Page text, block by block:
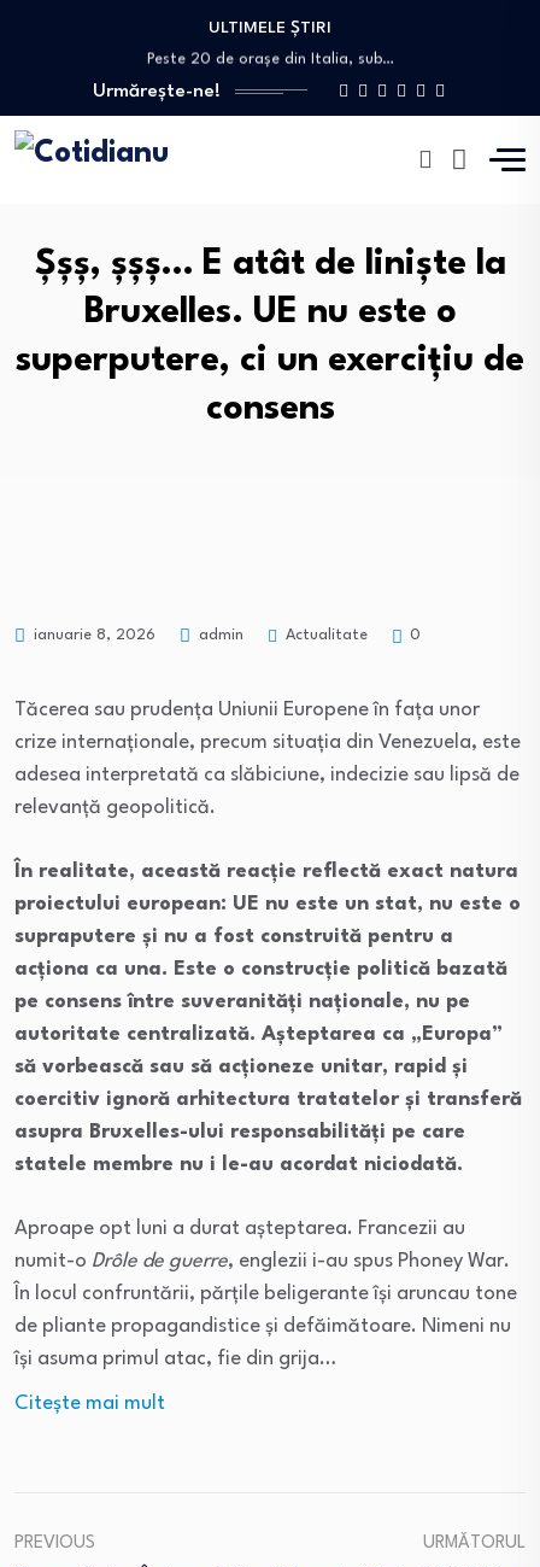
ULTIMELE ȘTIRI
Peste 20 de orașe din Italia, sub…
„Rusia a învățat să contracareze aproape toate…
Oana Țoiu a discutat cu ministrul de…
Bolojan acuză Ministerul Transporturilor că a blocat…
Urmărește-ne!
Șșș, șșș… E atât de liniște la
Bruxelles. UE nu este o
superputere, ci un exercițiu de
consens
ianuarie 8, 2026 admin Actualitate 0
Tăcerea sau prudența Uniunii Europene în fața unor
crize internaționale, precum situația din Venezuela, este
adesea interpretată ca slăbiciune, indecizie sau lipsă de
relevanță geopolitică.
În realitate, această reacție reflectă exact natura
proiectului european: UE nu este un stat, nu este o
supraputere și nu a fost construită pentru a
acționa ca una. Este o construcție politică bazată
pe consens între suveranități naționale, nu pe
autoritate centralizată. Așteptarea ca „Europa”
să vorbească sau să acționeze unitar, rapid și
coercitiv ignoră arhitectura tratatelor și transferă
asupra Bruxelles-ului responsabilități pe care
statele membre nu i le-au acordat niciodată.
Aproape opt luni a durat așteptarea. Francezii au
numit-o Drôle de guerre, englezii i-au spus Phoney War.
În locul confruntării, părțile beligerante își aruncau tone
de pliante propagandistice și defăimătoare. Nimeni nu
își asuma primul atac, fie din grija…
Citeşte mai mult
PREVIOUS
URMĂTORUL